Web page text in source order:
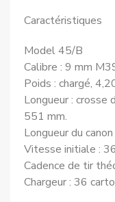
Caractéristiques
Model 45/B
Calibre : 9 mm
Poids : chargé,
Longueur : crosse
551 mm.
Longueur du
Vitesse initiale :
Cadence de tir
Chargeur : 36